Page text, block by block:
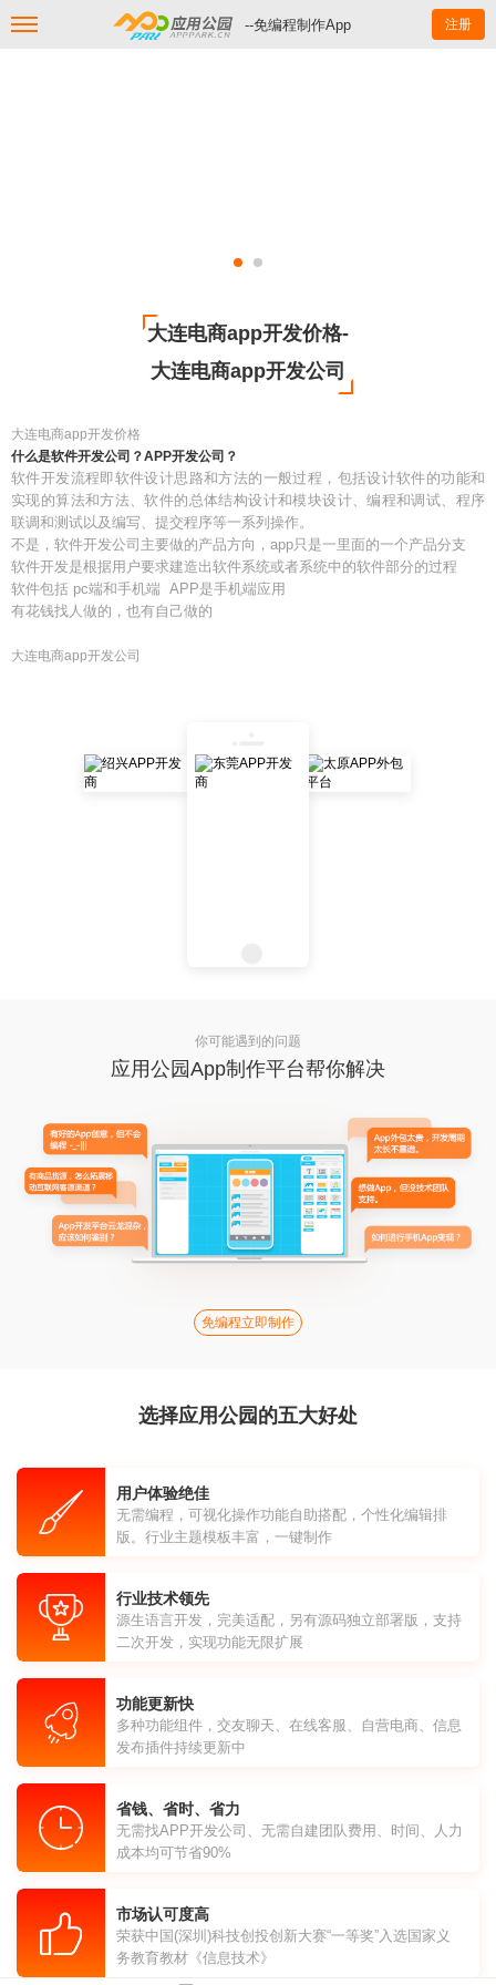
--免编程制作App 注册
大连电商app开发价格-
大连电商app开发公司
大连电商app开发价格
什么是软件开发公司？APP开发公司？
软件开发流程即软件设计思路和方法的一般过程，包括设计软件的功能和
实现的算法和方法、软件的总体结构设计和模块设计、编程和调试、程序
联调和测试以及编写、提交程序等一系列操作。
不是，软件开发公司主要做的产品方向，app只是一里面的一个产品分支
软件开发是根据用户要求建造出软件系统或者系统中的软件部分的过程
软件包括 pc端和手机端 APP是手机端应用
有花钱找人做的，也有自己做的
大连电商app开发公司
你可能遇到的问题
应用公园App制作平台帮你解决
免编程立即制作
选择应用公园的五大好处
用户体验绝佳
无需编程，可视化操作功能自助搭配，个性化编辑排
版。行业主题模板丰富，一键制作
行业技术领先
源生语言开发，完美适配，另有源码独立部署版，支持
二次开发，实现功能无限扩展
功能更新快
多种功能组件，交友聊天、在线客服、自营电商、信息
发布插件持续更新中
省钱、省时、省力
无需找APP开发公司、无需自建团队费用、时间、人力
成本均可节省90%
市场认可度高
荣获中国(深圳)科技创投创新大赛“一等奖”入选国家义
务教育教材《信息技术》